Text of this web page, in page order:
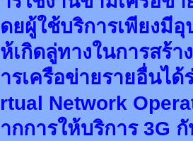
ดยผู้ใช้บริการเพียงมี
ห้เกิดลู่ทางในการสร้า
ารเครือข่ายรายอื่นไ
rtual Network
ากการให้บริการ 3G